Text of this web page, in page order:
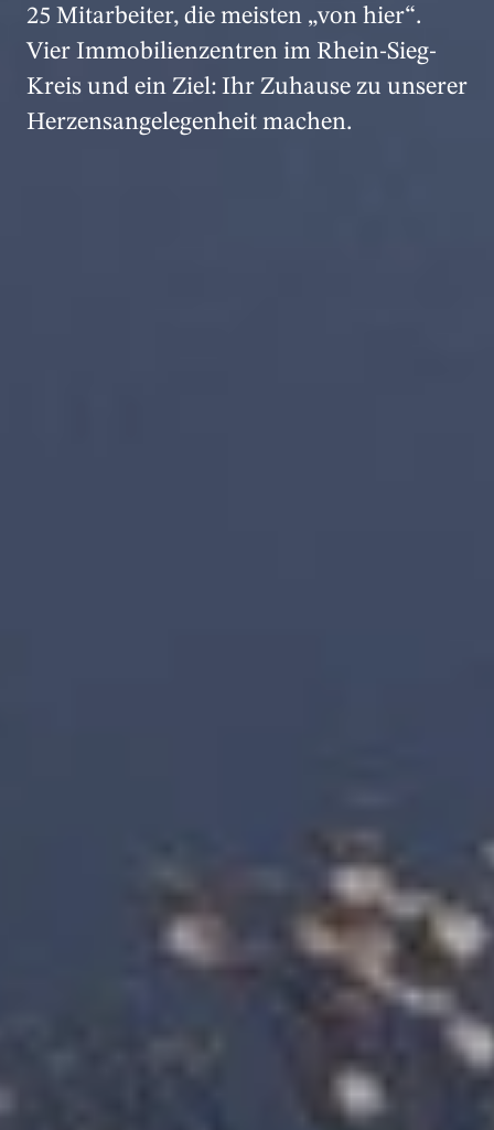
25 Mitarbeiter, die meisten „von hier“.
Vier Immobilienzentren im Rhein-Sieg-
Kreis und ein Ziel: Ihr Zuhause zu unserer
Herzensangelegenheit machen.